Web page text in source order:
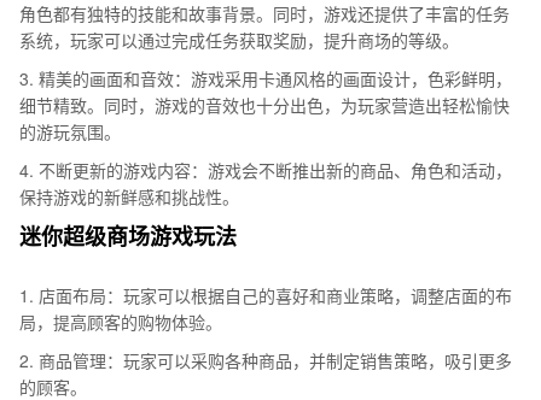
角色都有独特的技能和故事背景。同时，游戏还提供了丰富的任务
系统，玩家可以通过完成任务获取奖励，提升商场的等级。
3. 精美的画面和音效：游戏采用卡通风格的画面设计，色彩鲜明，
细节精致。同时，游戏的音效也十分出色，为玩家营造出轻松愉快
的游玩氛围。
4. 不断更新的游戏内容：游戏会不断推出新的商品、角色和活动，
保持游戏的新鲜感和挑战性。
迷你超级商场游戏玩法
1. 店面布局：玩家可以根据自己的喜好和商业策略，调整店面的布
局，提高顾客的购物体验。
2. 商品管理：玩家可以采购各种商品，并制定销售策略，吸引更多
的顾客。